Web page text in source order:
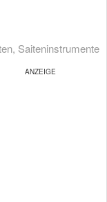
, Saiteninstrumente